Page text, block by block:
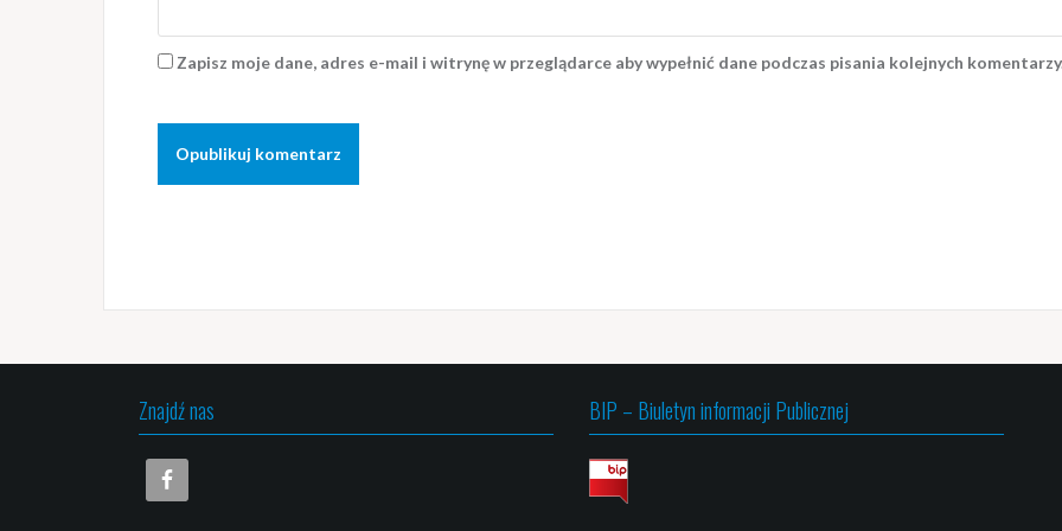
Zapisz moje dane, adres e-mail i witrynę w przeglądarce aby wypełnić dane podczas pisania kolejnych
Znajdź nas BIP – Biuletyn informacji Publicznej